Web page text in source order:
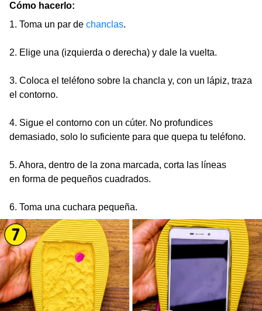
Cómo hacerlo:
1. Toma un par de chanclas.
2. Elige una (izquierda o derecha) y dale la vuelta.
3. Coloca el teléfono sobre la chancla y, con un lápiz, traza
el contorno.
4. Sigue el contorno con un cúter. No profundices
demasiado, solo lo suficiente para que quepa tu teléfono.
5. Ahora, dentro de la zona marcada, corta las líneas
en forma de pequeños cuadrados.
6. Toma una cuchara pequeña.